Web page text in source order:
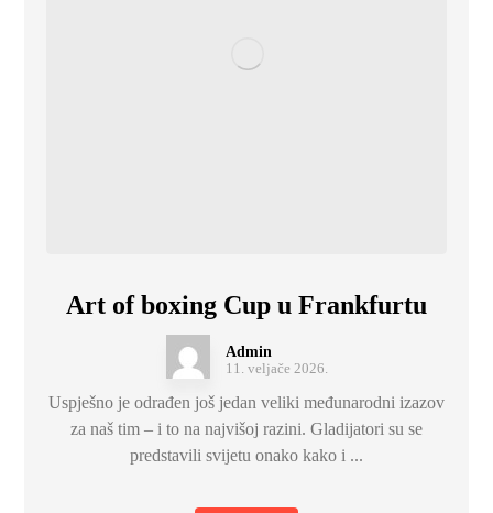
Art of boxing Cup u Frankfurtu
Admin
11. veljače 2026.
Uspješno je odrađen još jedan veliki međunarodni izazov
za naš tim – i to na najvišoj razini. Gladijatori su se
predstavili svijetu onako kako i ...